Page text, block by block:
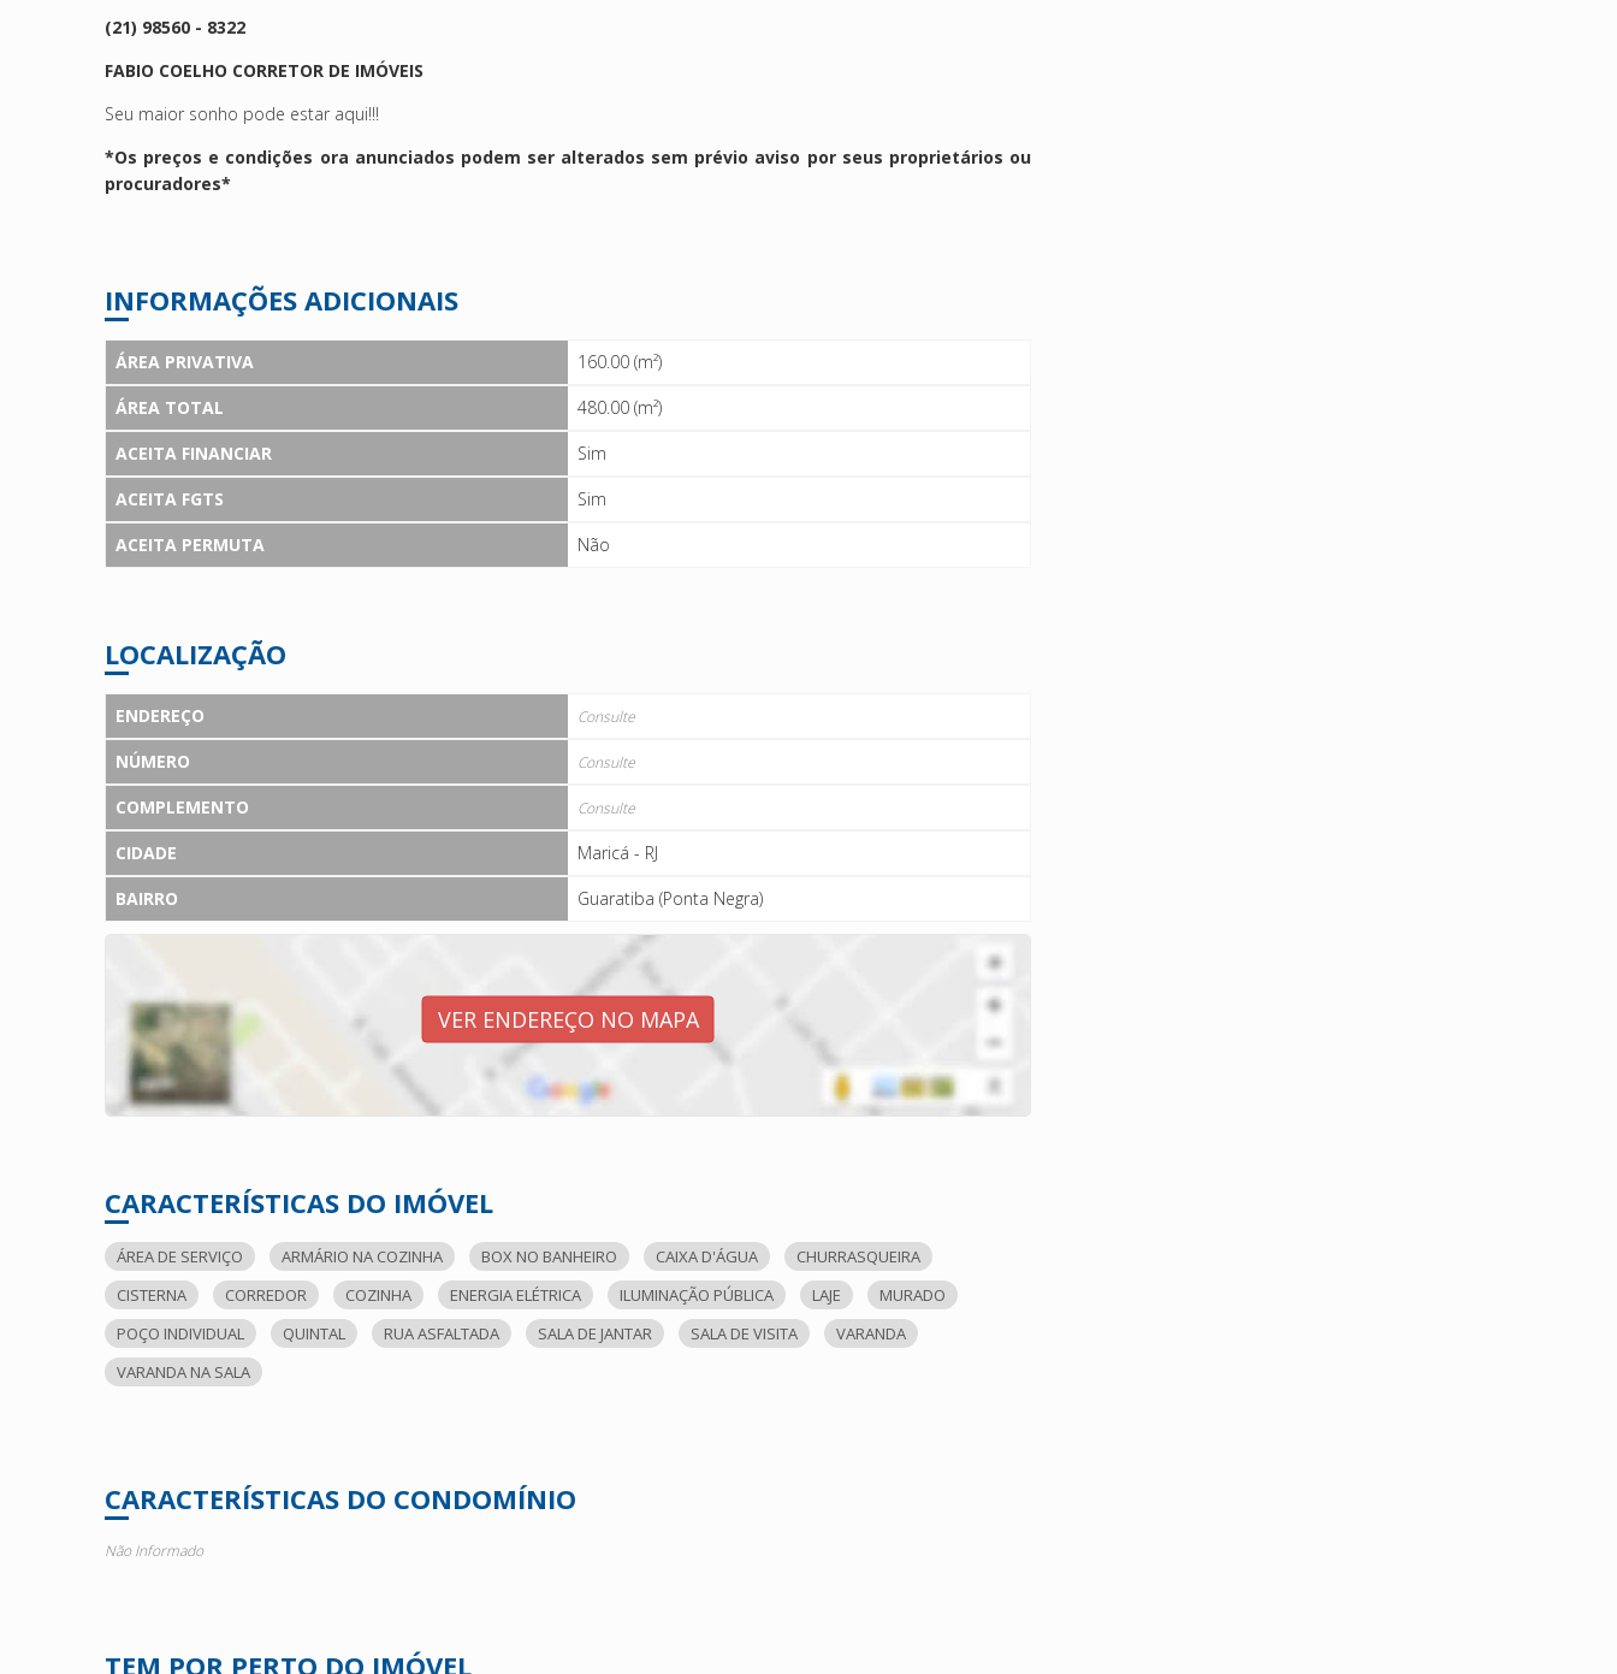
(21) 98560 - 8322
FABIO COELHO CORRETOR DE IMÓVEIS
Seu maior sonho pode estar aqui!!!
*Os preços e condições ora anunciados podem ser alterados sem prévio aviso por seus proprietários ou
procuradores*
INFORMAÇÕES ADICIONAIS
ÁREA PRIVATIVA
160.00 (m²)
ÁREA TOTAL
480.00 (m²)
ACEITA FINANCIAR
Sim
ACEITA FGTS
Sim
ACEITA PERMUTA
Não
LOCALIZAÇÃO
ENDEREÇO Consulte
NÚMERO Consulte
COMPLEMENTO Consulte
CIDADE
Maricá - RJ
BAIRRO
Guaratiba (Ponta Negra)
VER ENDEREÇO NO MAPA
CARACTERÍSTICAS DO IMÓVEL
ÁREA DE SERVIÇO ARMÁRIO NA COZINHA BOX NO BANHEIRO CAIXA D'ÁGUA
CHURRASQUEIRA
CISTERNA
CORREDOR COZINHA ENERGIA ELÉTRICA ILUMINAÇÃO PÚBLICA LAJE
MURADO
POÇO INDIVIDUAL
QUINTAL RUA ASFALTADA SALA DE JANTAR SALA DE VISITA
VARANDA
VARANDA NA SALA
CARACTERÍSTICAS DO CONDOMÍNIO
Não Informado
TEM POR PERTO DO IMÓVEL